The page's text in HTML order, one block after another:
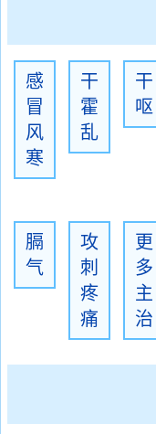
感
冒
风
寒
干
霍
乱
干
呕
膈
气
攻
刺
疼
痛
更
多
主
治